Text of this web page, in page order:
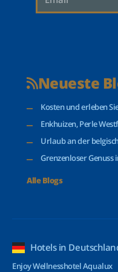
Neueste
Kosten und erleben
Enkhuizen, Perle
Urlaub an der
Grenzenloser Genuss
Alle Blogs
Hotels in
Enjoy Wellnesshotel Aqualux